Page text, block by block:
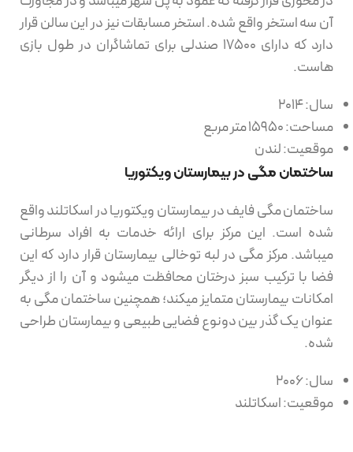
آن سه استخر واقع شده. استخر مسابقات نیز در این سالن قرار
دارد که دارای ۱۷۵۰۰ صندلی برای تماشاگران در طول بازی
هاست.
سال: 2014
مساحت: 15950 متر مربع
موقعیت: لندن
ساختمان مگی در بیمارستان ویکتوریا
ساختمان مگی فایف در بیمارستان ویکتوریا در اسکاتلند واقع
شده است. این مرکز برای ارائه خدمات به افراد سرطانی
میباشد. مرکز مگی در لبه توخالی بیمارستان قرار دارد که این
فضا با ترکیب سبز درختان محافظت میشود و آن را از دیگر
امکانات بیمارستان متمایز میکند؛ همچنین ساختمان مگی به
عنوان یک گذر بین دونوع فضایی طبیعی و بیمارستان طراحی
شده.
سال: 2006
موقعیت: اسکاتلند